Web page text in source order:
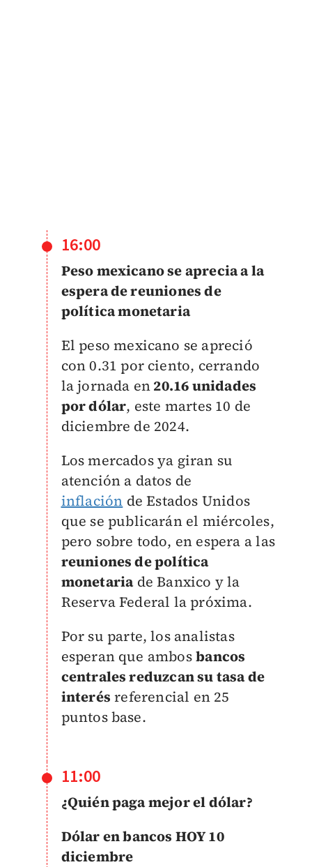
16:00
Peso mexicano se aprecia a la
espera de reuniones de
política monetaria
El peso mexicano se apreció
con 0.31 por ciento, cerrando
la jornada en20.16 unidades
por dólar, este martes 10 de
diciembre de 2024.
Los mercados ya giran su
atención a datos de
inflación de Estados Unidos
que se publicarán el miércoles,
pero sobre todo, en espera a las
reuniones de política
monetariade Banxico y la
Reserva Federal la próxima.
Por su parte, los analistas
esperan que ambosbancos
centrales reduzcan su tasa de
interés referencial en 25
puntos base.
11:00
¿Quién paga mejor el dólar?
Dólar en bancos HOY 10
diciembre